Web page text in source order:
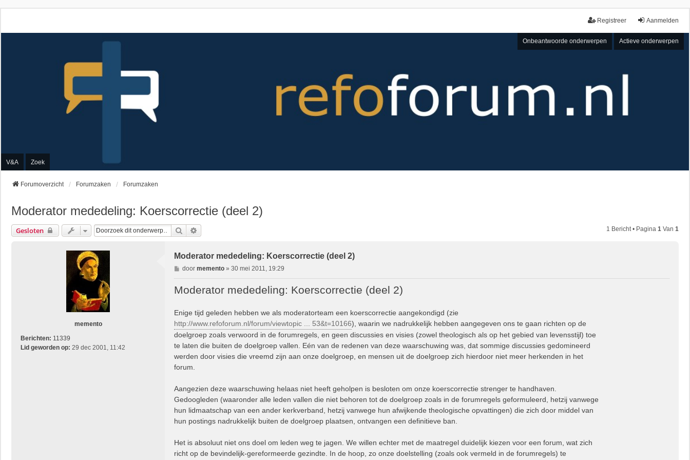
Aanmelden
Registreer
Onbeantwoorde onderwerpen Actieve onderwerpen
V&A Zoek
Forumoverzicht Forumzaken Forumzaken
Moderator mededeling: Koerscorrectie (deel 2)
Gesloten Zoek 1 Bericht • Pagina 1 Van 1
memento
Berichten: 11339
Lid geworden op: 29 dec 2001, 11:42
Moderator mededeling: Koerscorrectie (deel 2)
B
e
r
i
h
t
door memento» 30 mei 2011, 19:29
Moderator mededeling: Koerscorrectie (deel 2)
Enige tijd geleden hebben we als moderatorteam een koerscorrectie aangekondigd (zie
http://www.refoforum.nl/forum/viewtopic ... 53&t=10166), waarin we nadrukkelijk hebben aangegeven ons te gaan richten op de
doelgroep zoals verwoord in de forumregels, en geen discussies en visies (zowel theologisch als op het gebied van levensstijl) toe
te laten die buiten de doelgroep vallen. Eén van de redenen van deze waarschuwing was, dat sommige discussies gedomineerd
werden door visies die vreemd zijn aan onze doelgroep, en mensen uit de doelgroep zich hierdoor niet meer herkenden in het
forum.
Aangezien deze waarschuwing helaas niet heeft geholpen is besloten om onze koerscorrectie strenger te handhaven.
Gedoogleden (waaronder alle leden vallen die niet behoren tot de doelgroep zoals in de forumregels geformuleerd, hetzij vanwege
hun lidmaatschap van een ander kerkverband, hetzij vanwege hun afwijkende theologische opvattingen) die zich door middel van
hun postings nadrukkelijk buiten de doelgroep plaatsen, ontvangen een definitieve ban.
Het is absoluut niet ons doel om leden weg te jagen. We willen echter met de maatregel duidelijk kiezen voor een forum, wat zich
richt op de bevindelijk-gereformeerde gezindte. In de hoop, zo onze doelstelling (zoals ook vermeld in de forumregels) te